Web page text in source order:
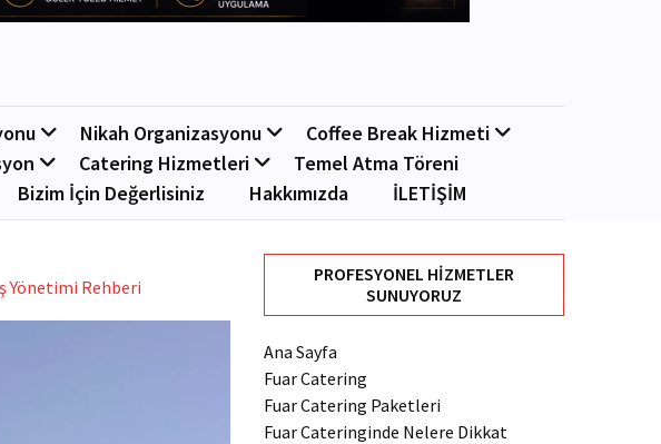
Nikah Organizasyonu
Coffee Break Hizmeti
Catering Hizmetleri
Temel Atma Töreni
Bizim İçin Değerlisiniz Hakkımızda İLETİŞİM
Yönetimi Rehberi
PROFESYONEL HIZMETLER
SUNUYORUZ
Ana Sayfa
Fuar Catering
Fuar Catering Paketleri
Fuar Cateringinde Nelere Dikkat